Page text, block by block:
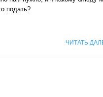
подать?
ЧИТАТЬ